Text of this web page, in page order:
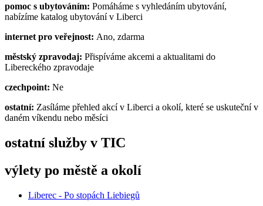
pomoc s ubytováním: Pomáháme s vyhledáním ubytování,
nabízíme katalog ubytování v Liberci
internet pro veřejnost: Ano, zdarma
městský zpravodaj: Přispíváme akcemi a aktualitami do
Libereckého zpravodaje
czechpoint: Ne
ostatní: Zasíláme přehled akcí v Liberci a okolí, které se uskuteční v
daném víkendu nebo měsíci
ostatní služby v TIC
výlety po městě a okolí
Liberec - Po stopách Liebiegů